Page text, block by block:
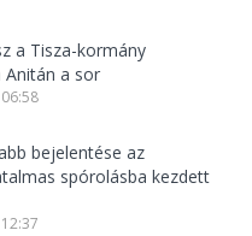
a Tisza-kormány
Anitán a sor
bejelentése az
spórolásba kezdett